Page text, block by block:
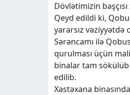
Dövlətimizin
Qeyd edildi ki,
yararsız vəziyyətdə
Sərəncamı ilə
qurulması üçün
binalar tam sökülüb
edilib.
Xəstəxana